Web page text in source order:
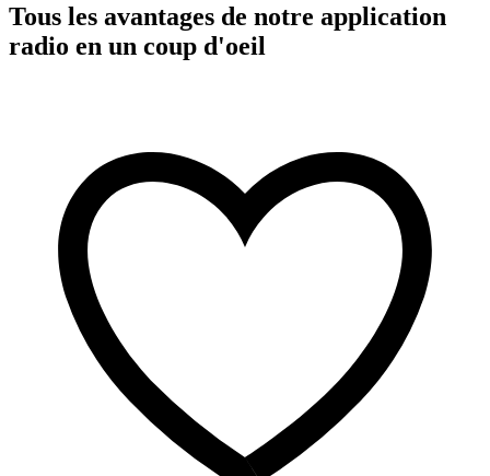
Tous les avantages de notre application
radio en un coup d'oeil